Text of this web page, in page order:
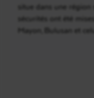
situe dans une
sécurités ont été
Mayon, Bulusan et